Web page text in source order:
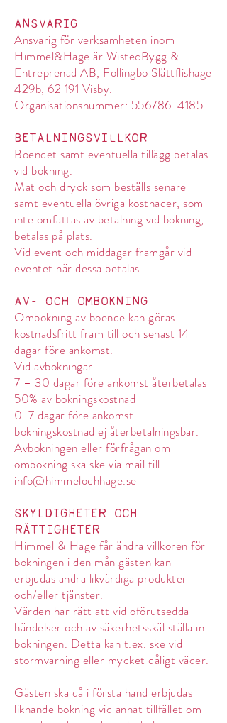
ANSVARIG
Ansvarig för verksamheten inom
Himmel&Hage är WistecBygg &
Entreprenad AB, Follingbo Slättflishage
429b, 62 191 Visby.
Organisationsnummer: 556786-4185.
BETALNINGSVILLKOR
Boendet samt eventuella tillägg betalas
vid bokning.
Mat och dryck som beställs senare
samt eventuella övriga kostnader, som
inte omfattas av betalning vid bokning,
betalas på plats.
Vid event och middagar framgår vid
eventet när dessa betalas.
AV- och OMBOKNING
Ombokning av boende kan göras
kostnadsfritt fram till och senast 14
dagar före ankomst.
Vid avbokningar
7 – 30 dagar före ankomst återbetalas
50% av bokningskostnad
0-7 dagar före ankomst
bokningskostnad ej återbetalningsbar.
Avbokningen eller förfrågan om
ombokning ska ske via mail till
info@himmelochhage.se
SKYLDIGHETER OCH
RÄTTIGHETER
Himmel & Hage får ändra villkoren för
bokningen i den mån gästen kan
erbjudas andra likvärdiga produkter
och/eller tjänster.
Värden har rätt att vid oförutsedda
händelser och av säkerhetsskäl ställa in
bokningen. Detta kan t.ex. ske vid
stormvarning eller mycket dåligt väder.
Gästen ska då i första hand erbjudas
liknande bokning vid annat tillfället om